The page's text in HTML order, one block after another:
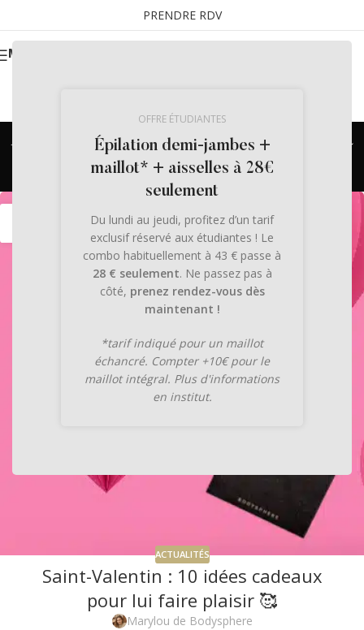
OFFRE ÉTUDIANTES
Épilation demi-jambes +
maillot* + aisselles à 28€
seulement
Du lundi au jeudi, profitez d’un tarif
exclusif réservé aux étudiantes ! Le
combo habituellement à 43 € passe à
28 € seulement. Ne passez pas à
côté, prenez rendez-vous dès
maintenant !
*tarif indiqué pour un maillot
échancré. Compter +10€ pour le
maillot intégral. Plus d'informations
en institut.
PRENDRE RDV
MENU
Archives des balises : spa à
deux
ACTUALITÉS
Saint-Valentin : 10 idées cadeaux
pour lui faire plaisir 🥰
Marylou de Bodysphere